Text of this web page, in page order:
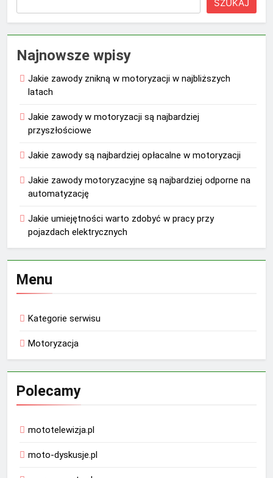
SZUKAJ
Najnowsze wpisy
Jakie zawody znikną w motoryzacji w najbliższych
latach
Jakie zawody w motoryzacji są najbardziej
przyszłościowe
Jakie zawody są najbardziej opłacalne w motoryzacji
Jakie zawody motoryzacyjne są najbardziej odporne na
automatyzację
Jakie umiejętności warto zdobyć w pracy przy
pojazdach elektrycznych
Menu
Kategorie serwisu
Motoryzacja
Polecamy
mototelewizja.pl
moto-dyskusje.pl